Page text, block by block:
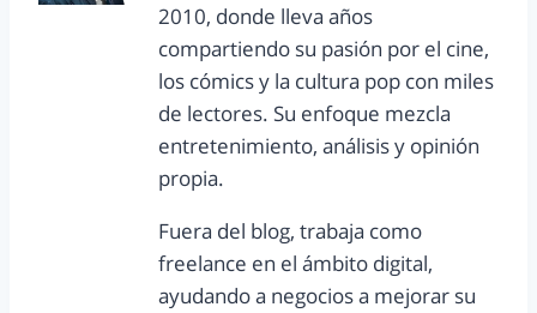
2010, donde lleva años
compartiendo su pasión por el cine,
los cómics y la cultura pop con miles
de lectores. Su enfoque mezcla
entretenimiento, análisis y opinión
propia.
Fuera del blog, trabaja como
freelance en el ámbito digital,
ayudando a negocios a mejorar su